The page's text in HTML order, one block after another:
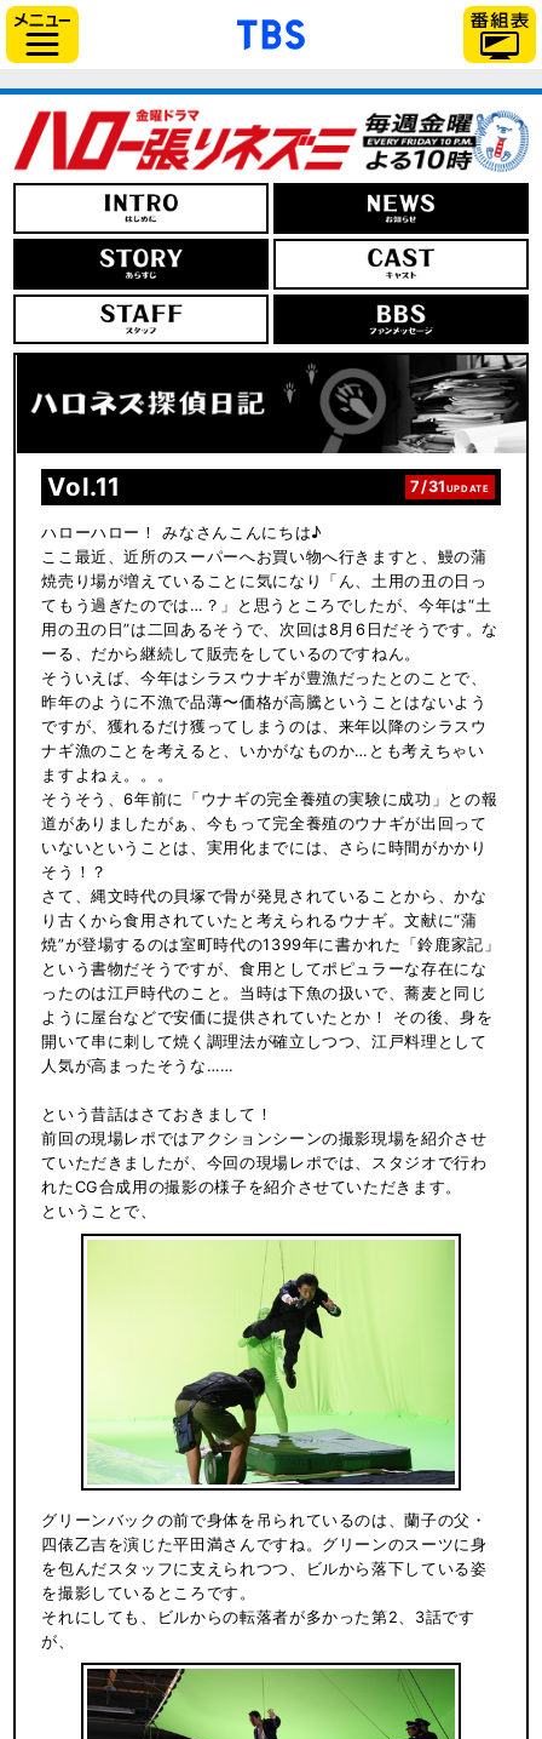
「TBSテレビ」トップ
Vol.11 7/31 UPDATE
ハローハロー！ みなさんこんにちは♪
ここ最近、近所のスーパーへお買い物へ行きますと、鰻の蒲
焼売り場が増えていることに気になり「ん、土用の丑の日っ
てもう過ぎたのでは…？」と思うところでしたが、今年は“土
用の丑の日”は二回あるそうで、次回は8月6日だそうです。な
ーる、だから継続して販売をしているのですねん。
そういえば、今年はシラスウナギが豊漁だったとのことで、
昨年のように不漁で品薄〜価格が高騰ということはないよう
ですが、獲れるだけ獲ってしまうのは、来年以降のシラスウ
ナギ漁のことを考えると、いかがなものか…とも考えちゃい
ますよねぇ。。。
そうそう、6年前に「ウナギの完全養殖の実験に成功」との報
道がありましたがぁ、今もって完全養殖のウナギが出回って
いないということは、実用化までには、さらに時間がかかり
そう！？
さて、縄文時代の貝塚で骨が発見されていることから、かな
り古くから食用されていたと考えられるウナギ。文献に“蒲
焼”が登場するのは室町時代の1399年に書かれた「鈴鹿家記」
という書物だそうですが、食用としてポピュラーな存在にな
ったのは江戸時代のこと。当時は下魚の扱いで、蕎麦と同じ
ように屋台などで安価に提供されていたとか！ その後、身を
開いて串に刺して焼く調理法が確立しつつ、江戸料理として
人気が高まったそうな……
という昔話はさておきまして！
前回の現場レポではアクションシーンの撮影現場を紹介させ
ていただきましたが、今回の現場レポでは、スタジオで行わ
れたCG合成用の撮影の様子を紹介させていただきます。
ということで、
グリーンバックの前で身体を吊られているのは、蘭子の父・
四俵乙吉を演じた平田満さんですね。グリーンのスーツに身
を包んだスタッフに支えられつつ、ビルから落下している姿
を撮影しているところです。
それにしても、ビルからの転落者が多かった第2、3話です
が、